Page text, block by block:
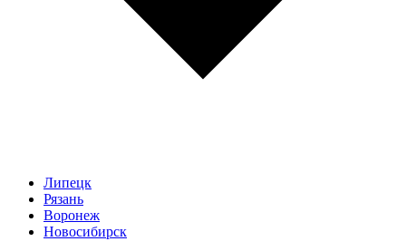
Липецк
Рязань
Воронеж
Новосибирск